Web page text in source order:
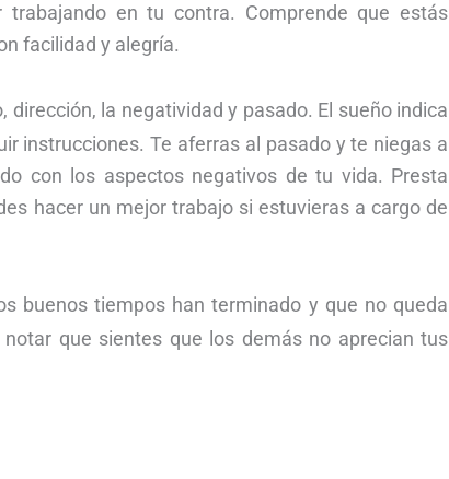
en tu contra. Comprende que estás
facilidad y alegría.
dirección, la negatividad y pasado. El sueño indica
instrucciones. Te aferras al pasado y te niegas a
con los aspectos negativos de tu vida. Presta
hacer un mejor trabajo si estuvieras a cargo de
buenos tiempos han terminado y que no queda
que sientes que los demás no aprecian tus